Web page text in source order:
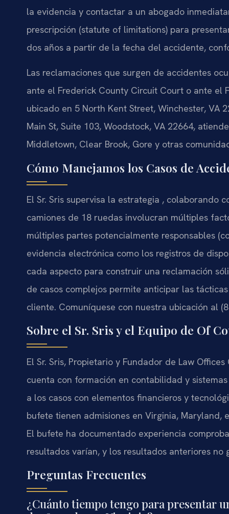
la evidencia y contactar a un abogado
prescripción (statute of limitations) para
dos años a partir de la fecha del accidente,
Las reclamaciones que surgen de accidentes
ante el Frederick County Circuit Court o ante el
ubicado en 5 North Kent Street, Winchester, VA
Main St, Suite 103, Woodstock, VA 22664,
Middletown, Clear Brook, Gore y otras
Cómo Manejamos los Casos de
El Sr. Sris supervisa la estrategia , colaborando
camiones de 18 ruedas involucran múltiples
múltiples partes potencialmente responsables
evidencia electrónica como los registros de
cada aspecto para construir una reclamación
de casos complejos permite anticipar las
cliente. Comuníquese con nuestra ubicación al
Sobre el Sr. Sris y el Equipo de Of
El Sr. Sris, Propietario y Fundador de Law
cuenta con formación en contabilidad y
a los casos con elementos financieros y
bufete tienen admisiones en Virginia, Maryland,
El bufete ha documentado experiencia
resultados varían, y los resultados anteriores no
Preguntas Frecuentes
¿Cuánto tiempo tengo para presentar